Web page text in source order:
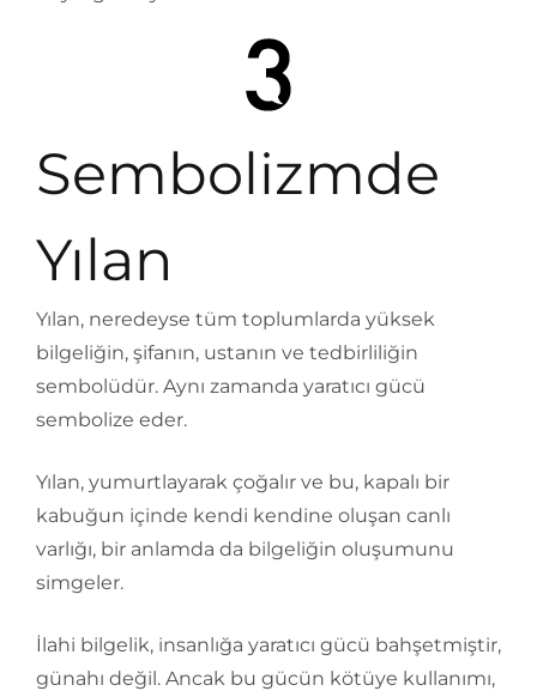
Sembolizmde
Yılan
Yılan, neredeyse tüm toplumlarda yüksek
bilgeliğin, şifanın, ustanın ve tedbirliliğin
sembolüdür. Aynı zamanda yaratıcı gücü
sembolize eder.
Yılan, yumurtlayarak çoğalır ve bu, kapalı bir
kabuğun içinde kendi kendine oluşan canlı
varlığı, bir anlamda da bilgeliğin oluşumunu
simgeler.
İlahi bilgelik, insanlığa yaratıcı gücü bahşetmiştir,
günahı değil. Ancak bu gücün kötüye kullanımı,